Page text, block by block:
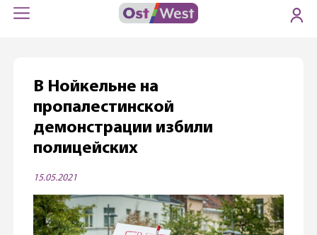
В Нойкельне на
пропалестинской
демонстрации избили
полицейских
15.05.2021